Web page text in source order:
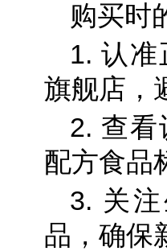
购买时
1. 认
旗舰店，
2. 查
配方食品
3. 关
品，确保